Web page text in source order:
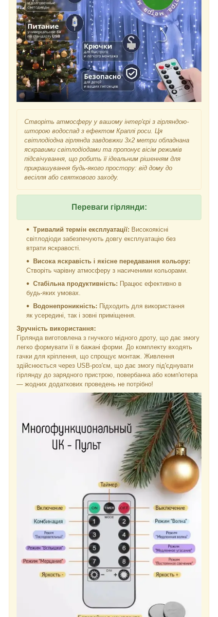
Створіть атмосферу у вашому інтер'єрі з гірляндою-
шторою водоспад з ефектом Краплі роси. Ця
світлодіодна гірлянда завдовжки 3x2 метри обладнана
яскравими світлодіодами та пропонує вісім режимів
підсвічування, що робить її ідеальним рішенням для
прикрашування будь-якого простору: від дому до
весілля або святкового заходу.
Переваги гірлянди:
Тривалий термін експлуатації: Високоякісні
світлодіоди забезпечують довгу експлуатацію без
втрати яскравості.
Висока яскравість і якісне передавання кольору:
Створіть чарівну атмосферу з насиченими кольорами.
Стабільна продуктивність: Працює ефективно в
будь-яких умовах.
Водонепроникність: Підходить для використання
як усередині, так і зовні приміщення.
Зручність використання:
Гірлянда виготовлена з гнучкого мідного дроту, що дає змогу
легко формувати її в бажані форми. До комплекту входять
гачки для кріплення, що спрощує монтаж. Живлення
здійснюється через USB-роз'єм, що дає змогу під'єднувати
гірлянду до зарядного пристрою, повербанка або комп'ютера
— жодних додаткових проведень не потрібно!